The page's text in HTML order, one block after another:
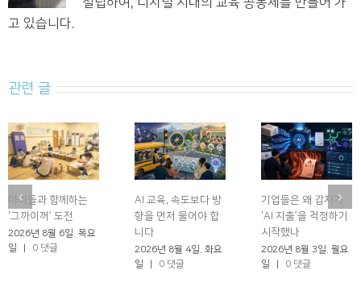
고 있습니다.
관련 글
아이들과 함께하는
‘그까이꺼’ 도전
2026년 8월 6일. 목요
일
0 댓글
AI 교육, 속도보다 방
향을 먼저 물어야 합
니다
2026년 8월 4일. 화요
일
0 댓글
기업들은 왜 갑자기
‘AI 지출’을 걱정하기
시작했나
2026년 8월 3일. 월요
일
0 댓글